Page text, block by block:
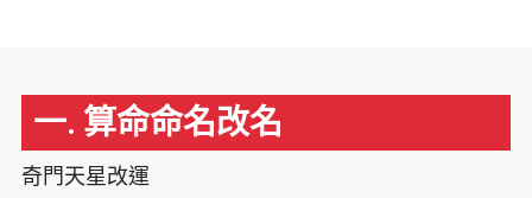
一. 算命命名改名
奇門天星改運